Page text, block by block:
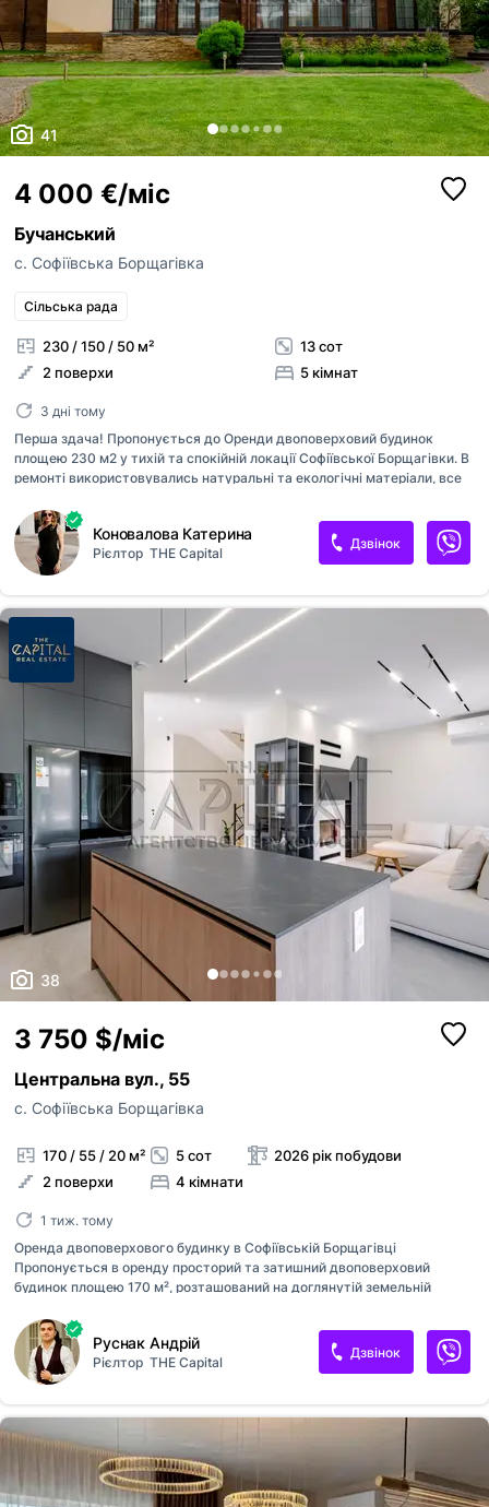
41
4 000 €/міс
Бучанський
с. Софіївська Борщагівка
Сільська рада
230 / 150 / 50 м²
2 поверхи
13 сот
5 кімнат
3 дні тому
Перша здача! Пропонується до Оренди двоповерховий будинок
площею 230 м2 у тихій та спокійній локації Софіївської Борщагівки. В
ремонті використовувались натуральні та екологічні матеріали, все
укомплектовано усією необхідною для комфортного життя
побутовою технікою від провідних брендів та меблями.
Функціональне планування основного будинку: Перший поверх: -
Вітальня з домашнім кінотеатром та доступом до тераси з зоною для
відпочинку під відкритим небом; - Об'єднана з вітальнею простора
кухня зі зручним розподілом поверхонь для приготування кулінарних
шедеврів; - Трапезна та додаткова барна обідня зона; -
MasterBedroom з вих...
Коновалова Катерина
Рієлтор THE Capital
Дзвінок
38
3 750 $/міс
Центральна вул., 55
с. Софіївська Борщагівка
170 / 55 / 20 м²
2 поверхи
5 сот
4 кімнати
2026 рік побудови
1 тиж. тому
Оренда двоповерхового будинку в Софіївській Борщагівці
Пропонується в оренду просторий та затишний двоповерховий
будинок площею 170 м², розташований на доглянутій земельній
окремі спальні Простора вітальня Кухня-їдальня 3 санвузли
Гардеробна кімната Будинок відзначається продуманим
плануванням, великою кількістю природного світла та високими
стелями, що створюють відчуття простору й комфорту. Комунікації
та автономність: Сонячні панелі Власна свердловина Септик
тваринами за умови відповідального ставлення власників. Будинок
ідеально підійде для сім'ї, яка цінує комфо...
Руснак Андрій
Рієлтор THE Capital
Дзвінок